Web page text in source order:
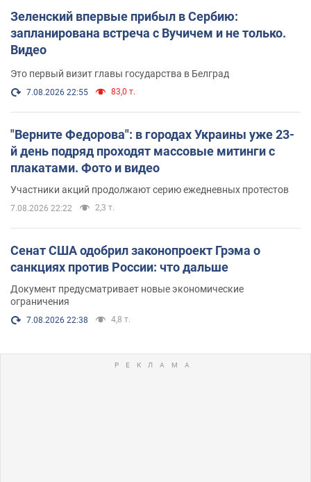
Зеленский впервые прибыл в Сербию:
запланирована встреча с Вучичем и не только.
Видео
Это первый визит главы государства в Белград
7.08.2026 22:55 83,0 т.
"Верните Федорова": в городах Украины уже 23-
й день подряд проходят массовые митинги с
плакатами. Фото и видео
Участники акций продолжают серию ежедневных протестов
7.08.2026 22:22 2,3 т.
Сенат США одобрил законопроект Грэма о
санкциях против России: что дальше
Документ предусматривает новые экономические
ограничения
7.08.2026 22:38 4,8 т.